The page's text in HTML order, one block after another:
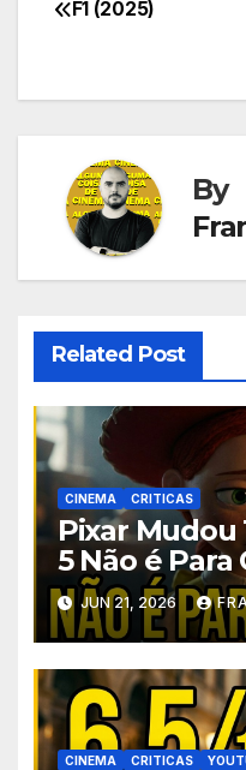
Navegação
F1 (2025)
By
Related Post
CINEMA CRITICAS
Pixar Mudou
5 Não é Para
JUN 21, 2026
CINEMA CRITICAS